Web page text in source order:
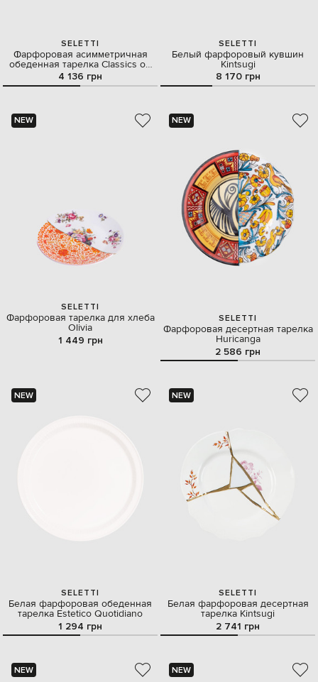
SELETTI
Фарфоровая асимметричная
обеденная тарелка Classics on
Acid
4 136 грн
SELETTI
Белый фарфоровый кувшин
Kintsugi
8 170 грн
NEW
SELETTI
Фарфоровая тарелка для хлеба
Olivia
1 449 грн
NEW
SELETTI
Фарфоровая десертная тарелка
Huricanga
2 586 грн
NEW
SELETTI
Белая фарфоровая обеденная
тарелка Estetico Quotidiano
1 294 грн
NEW
SELETTI
Белая фарфоровая десертная
тарелка Kintsugi
2 741 грн
NEW NEW